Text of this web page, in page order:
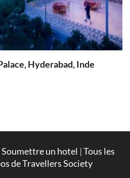
Hyderabad, Inde
Soumettre un hotel |Tous les
de Travellers Society